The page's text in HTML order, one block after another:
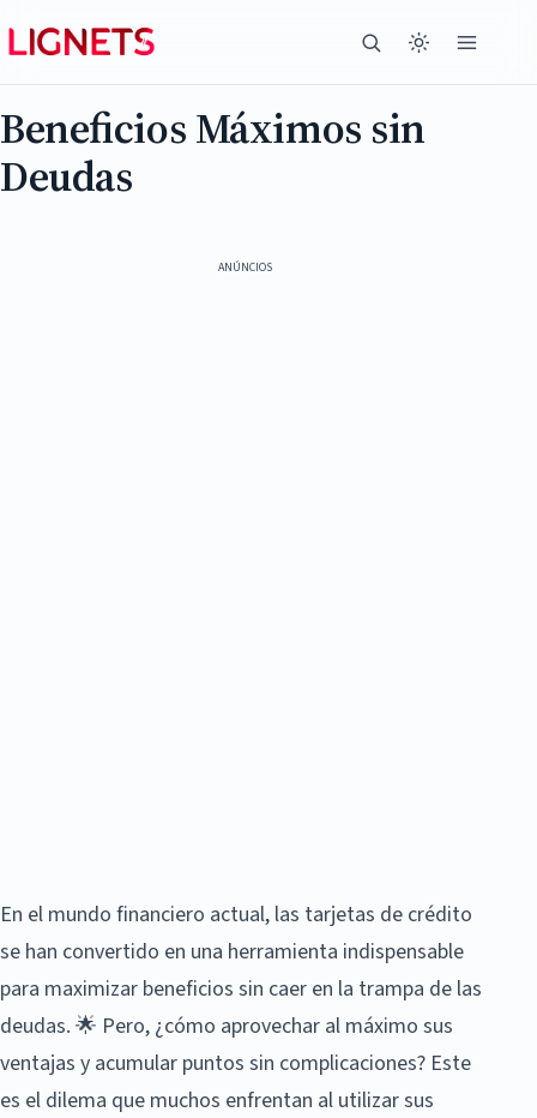
Beneficios Máximos sin
Deudas
ANÚNCIOS
En el mundo financiero actual, las tarjetas de crédito
se han convertido en una herramienta indispensable
para maximizar beneficios sin caer en la trampa de las
deudas. 🌟 Pero, ¿cómo aprovechar al máximo sus
ventajas y acumular puntos sin complicaciones? Este
es el dilema que muchos enfrentan al utilizar sus